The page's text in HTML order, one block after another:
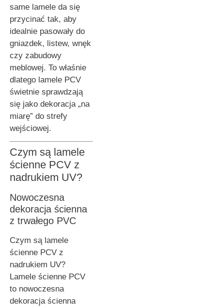
same lamele da się
przycinać tak, aby
idealnie pasowały do
gniazdek, listew, wnęk
czy zabudowy
meblowej. To właśnie
dlatego lamele PCV
świetnie sprawdzają
się jako dekoracja „na
miarę” do strefy
wejściowej.
Czym są lamele
ścienne PCV z
nadrukiem UV?
Nowoczesna
dekoracja ścienna
z trwałego PVC
Czym są lamele
ścienne PCV z
nadrukiem UV?
Lamele ścienne PCV
to nowoczesna
dekoracja ścienna